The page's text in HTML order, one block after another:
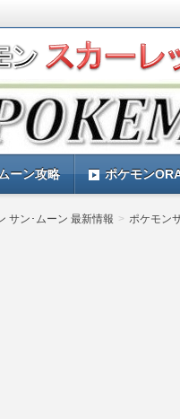
まとめ『
レット)の攻略や最新情報
ットバイオレット)の育成
ーン攻略 ポケモン
サン･ムーン 最新情報 ポケモン